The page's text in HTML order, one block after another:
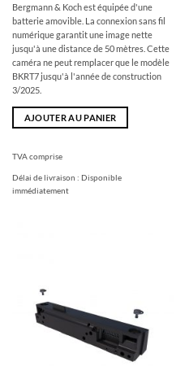
Bergmann & Koch est équipée d'une
batterie amovible. La connexion sans fil
numérique garantit une image nette
jusqu'à une distance de 50 mètres. Cette
caméra ne peut remplacer que le modèle
BKRT7 jusqu'à l'année de construction
3/2025.
AJOUTER AU PANIER
TVA comprise
Délai de livraison : Disponible
immédiatement